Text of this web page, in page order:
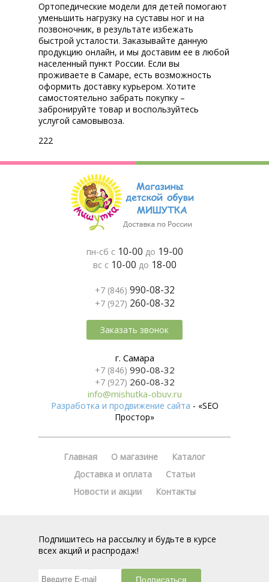
Ортопедические модели для детей помогают
уменьшить нагрузку на суставы ног и на
позвоночник, в результате избежать
быстрой усталости. Заказывайте данную
продукцию онлайн, и мы доставим ее в любой
населенный пункт России. Если вы
проживаете в Самаре, есть возможность
оформить доставку курьером. Хотите
самостоятельно забрать покупку –
забронируйте товар и воспользуйтесь
услугой самовывоза.
222
пн-сб с 10-00 до 19-00
вс с 10-00 до 18-00
+7 (846) 990-08-32
+7 (927) 260-08-32
Заказать звонок
г. Самара
+7 (846) 990-08-32
+7 (927) 260-08-32
info@mishutka-obuv.ru
Разработка и продвижение сайта - «SEO
Простор»
Главная О магазине
Каталог
Доставка и оплата
Статьи
Новости и акции
Контакты
Подпишитесь на рассылку и будьте в курсе
всех акций и распродаж!